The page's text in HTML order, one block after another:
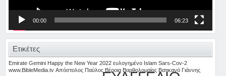
00:00 06:23
Ετικέτες
Emirate Gemini Happy the New Year 2022 ευλογημένο Islam Sars-Cov-2
www.BibleMedia.tv Απόστολος Παύλος Βέροια Βαρθολομαίος Βατικανό Γιάννης